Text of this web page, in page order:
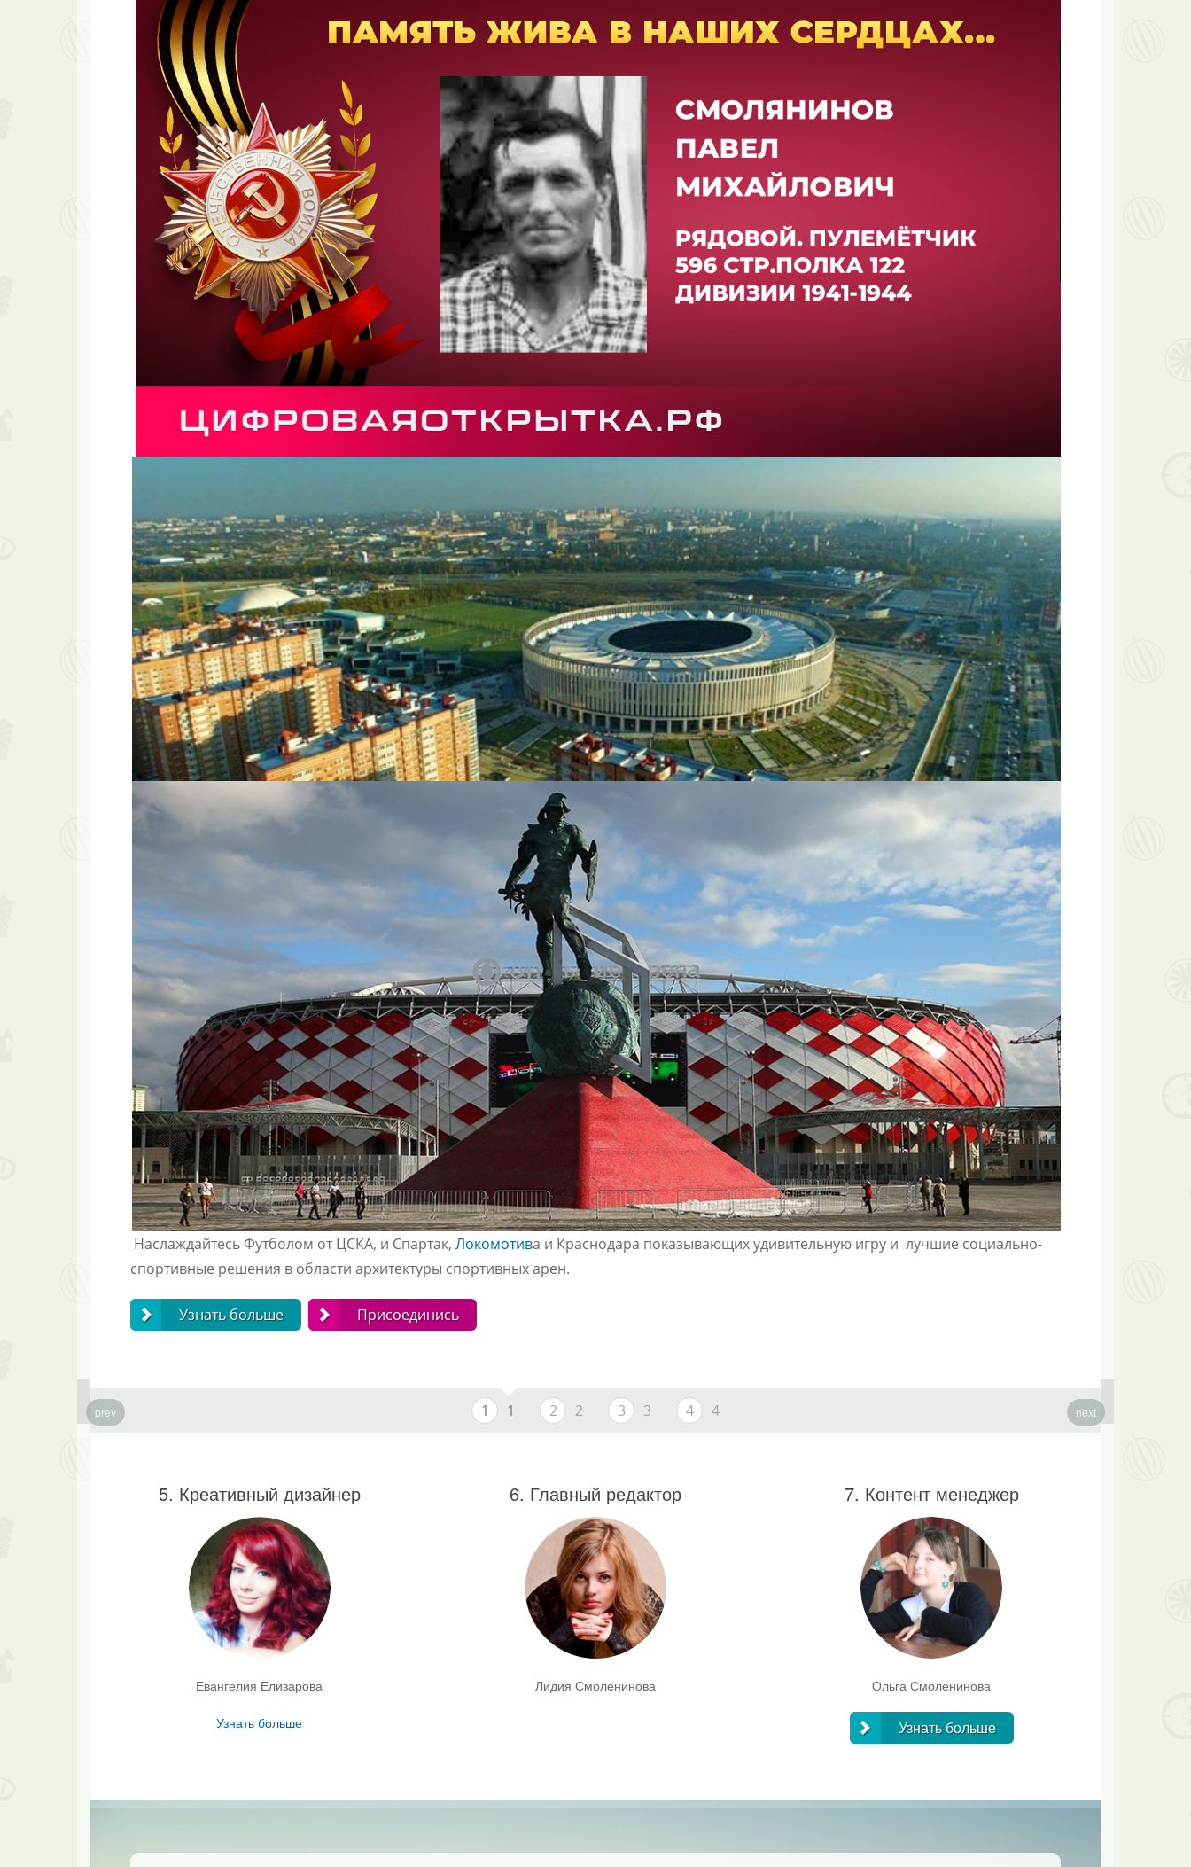
Наслаждайтесь Футболом от ЦСКА, и Спартак, Локомотива и Краснодара показывающих удивительную игру и лучшие социально-
спортивные решения в области архитектуры спортивных арен.
Узнать больше Присоединись
prev next
5. Креативный дизайнер
Евангелия Елизарова
Узнать больше
6. Главный редактор
Лидия Смоленинова
7. Контент менеджер
Ольга Смоленинова
Узнать больше